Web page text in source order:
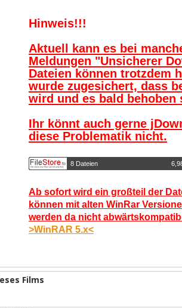
Hinweis!!!
Aktuell kann es bei
Meldungen "Unsicherer
Dateien können trotzdem
wurde zugesichert, dass
wird und es bald behoben
Ihr könnt auch gerne
diese Problematik nicht.
8 Dateien
Ab sofort wird ein großteil der
können mit alten WinRar
werden da nicht
>WinRAR 5.x<
Films